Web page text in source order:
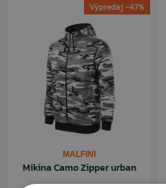
Výpredaj -47%
MALFINI
Mikina Camo Zipper urban